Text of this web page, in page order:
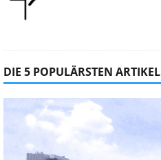
DIE 5 POPULÄRSTEN ARTIKEL